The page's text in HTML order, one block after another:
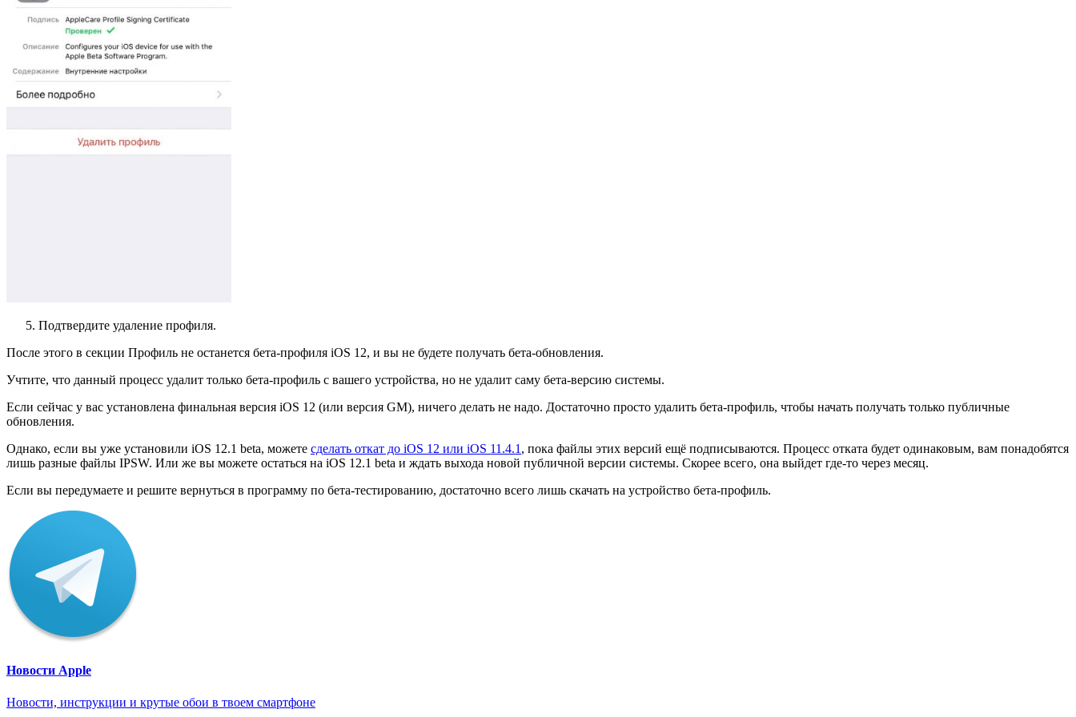
Подтвердите удаление профиля.
После этого в секции Профиль не останется бета-профиля iOS 12, и вы не будете получать бета-обновления.
Учтите, что данный процесс удалит только бета-профиль с вашего устройства, но не удалит саму бета-версию системы.
Если сейчас у вас установлена финальная версия iOS 12 (или версия GM), ничего делать не надо. Достаточно просто удалить бета-профиль, чтобы начать получать только публичные
обновления.
Однако, если вы уже установили iOS 12.1 beta, можете сделать откат до iOS 12 или iOS 11.4.1 , пока файлы этих версий ещё подписываются. Процесс отката будет одинаковым, вам понадобятся
лишь разные файлы IPSW. Или же вы можете остаться на iOS 12.1 beta и ждать выхода новой публичной версии системы. Скорее всего, она выйдет где-то через месяц.
Если вы передумаете и решите вернуться в программу по бета-тестированию, достаточно всего лишь скачать на устройство бета-профиль.
Новости Apple
Новости, инструкции и крутые обои в твоем смартфоне